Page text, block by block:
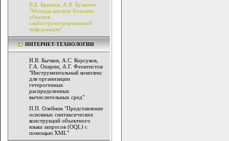
В.Б. Бритков, А.В. Булычев
"Методы анализа больших
объемов
слабоструктурированной
информации"
ИНТЕРНЕТ-ТЕХНОЛОГИИ
И.В. Бычков, А.С. Корсуков,
Г.А. Опарин, А.Г. Феоктистов
"Инструментальный комплекс
для организации
гетерогенных
распределенных
вычислительных сред"
П.П. Олейник "Представление
основных синтаксических
конструкций объектного
языка запросов (OQL) с
помощью XML"